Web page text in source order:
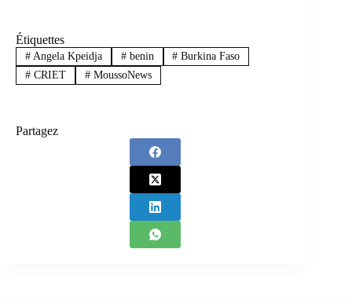
Étiquettes
#Angela Kpeidja #benin # Burkina Faso
#CRIET #MoussoNews
Partagez